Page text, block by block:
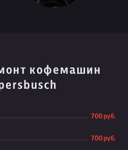
кофемашин
700 руб.
700 руб.